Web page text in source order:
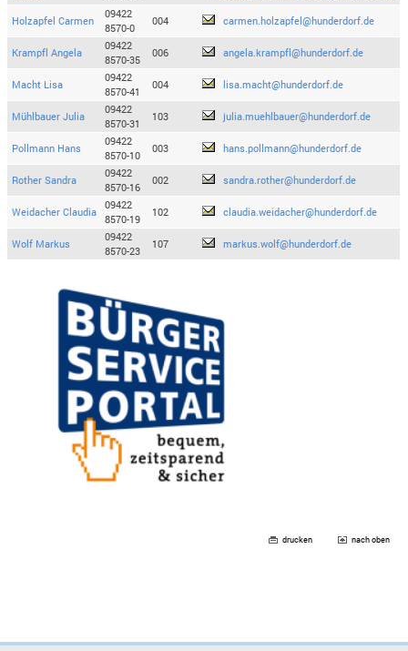
Holzapfel Carmen
09422
8570-0
004 carmen.holzapfel@hunderdorf.de
Krampfl Angela
09422
8570-35
006 angela.krampfl@hunderdorf.de
Macht Lisa
09422
8570-41
004 lisa.macht@hunderdorf.de
Mühlbauer Julia
09422
8570-31
103 julia.muehlbauer@hunderdorf.de
Pollmann Hans
09422
8570-10
003 hans.pollmann@hunderdorf.de
Rother Sandra
09422
8570-16
002 sandra.rother@hunderdorf.de
Weidacher Claudia
09422
8570-19
102 claudia.weidacher@hunderdorf.de
Wolf Markus
09422
8570-23
107 markus.wolf@hunderdorf.de
drucken nach oben